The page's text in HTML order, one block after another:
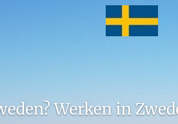
Werken in